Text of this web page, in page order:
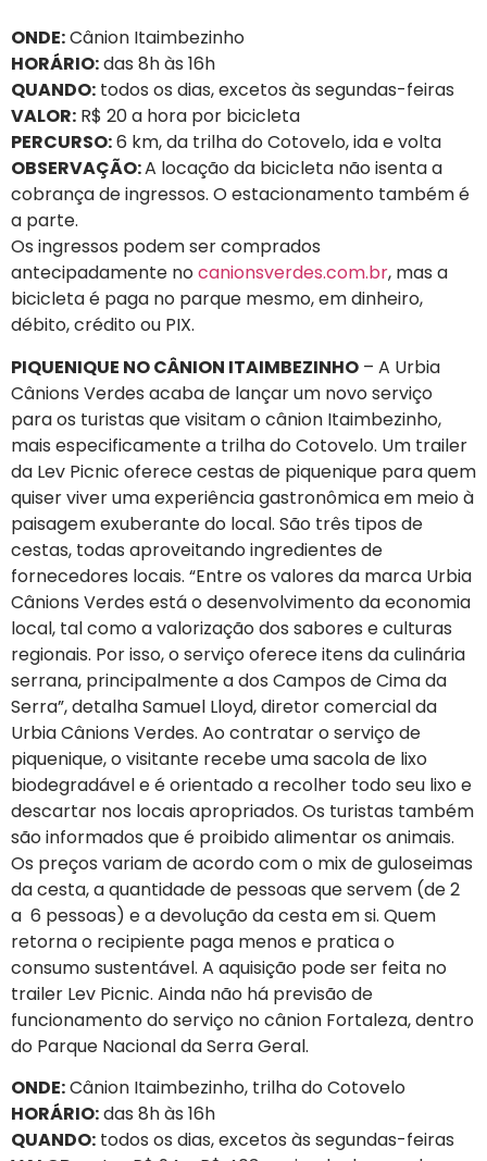
ONDE:Cânion Itaimbezinho
HORÁRIO:das 8h às 16h
QUANDO: todos os dias, excetos às segundas-feiras
VALOR: R$ 20 a hora por bicicleta
PERCURSO:6 km, da trilha do Cotovelo, ida e volta
OBSERVAÇÃO:A locação da bicicleta não isenta a
cobrança de ingressos. O estacionamento também é
a parte.
Os ingressos podem ser comprados
antecipadamente nocanionsverdes.com.br, mas a
bicicleta é paga no parque mesmo, em dinheiro,
débito, crédito ou PIX.
PIQUENIQUE NO CÂNION ITAIMBEZINHO – A Urbia
Cânions Verdes acaba de lançar um novo serviço
para os turistas que visitam o cânion Itaimbezinho,
mais especificamente a trilha do Cotovelo. Um trailer
da Lev Picnic oferece cestas de piquenique para quem
quiser viver uma experiência gastronômica em meio à
paisagem exuberante do local. São três tipos de
cestas, todas aproveitando ingredientes de
fornecedores locais. “Entre os valores da marca Urbia
Cânions Verdes está o desenvolvimento da economia
local, tal como a valorização dos sabores e culturas
regionais. Por isso, o serviço oferece itens da culinária
serrana, principalmente a dos Campos de Cima da
Serra”, detalha Samuel Lloyd, diretor comercial da
Urbia Cânions Verdes. Ao contratar o serviço de
piquenique, o visitante recebe uma sacola de lixo
biodegradável e é orientado a recolher todo seu lixo e
descartar nos locais apropriados. Os turistas também
são informados que é proibido alimentar os animais.
Os preços variam de acordo com o mix de guloseimas
da cesta, a quantidade de pessoas que servem (de 2
a 6 pessoas) e a devolução da cesta em si. Quem
retorna o recipiente paga menos e pratica o
consumo sustentável. A aquisição pode ser feita no
trailer Lev Picnic. Ainda não há previsão de
funcionamento do serviço no cânion Fortaleza, dentro
do Parque Nacional da Serra Geral.
ONDE:Cânion Itaimbezinho, trilha do Cotovelo
HORÁRIO:das 8h às 16h
QUANDO: todos os dias, excetos às segundas-feiras